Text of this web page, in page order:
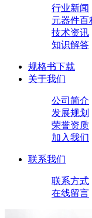
行业新闻
元器件百
技术资讯
知识解答
规格书下载
关于我们
公司简介
发展规划
荣誉资质
加入我们
联系我们
联系方式
在线留言